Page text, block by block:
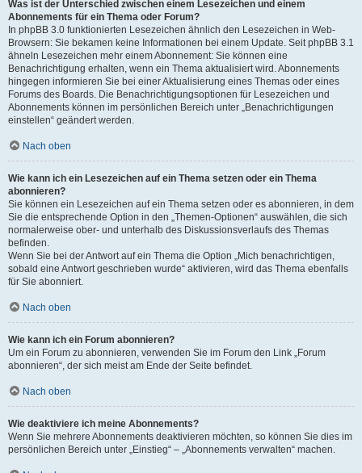
Was ist der Unterschied zwischen einem Lesezeichen und einem
Abonnements für ein Thema oder Forum?
In phpBB 3.0 funktionierten Lesezeichen ähnlich den Lesezeichen in Web-
Browsern: Sie bekamen keine Informationen bei einem Update. Seit phpBB 3.1
ähneln Lesezeichen mehr einem Abonnement: Sie können eine
Benachrichtigung erhalten, wenn ein Thema aktualisiert wird. Abonnements
hingegen informieren Sie bei einer Aktualisierung eines Themas oder eines
Forums des Boards. Die Benachrichtigungsoptionen für Lesezeichen und
Abonnements können im persönlichen Bereich unter „Benachrichtigungen
einstellen“ geändert werden.
Nach oben
Wie kann ich ein Lesezeichen auf ein Thema setzen oder ein Thema
abonnieren?
Sie können ein Lesezeichen auf ein Thema setzen oder es abonnieren, in dem
Sie die entsprechende Option in den „Themen-Optionen“ auswählen, die sich
normalerweise ober- und unterhalb des Diskussionsverlaufs des Themas
befinden.
Wenn Sie bei der Antwort auf ein Thema die Option „Mich benachrichtigen,
sobald eine Antwort geschrieben wurde“ aktivieren, wird das Thema ebenfalls
für Sie abonniert.
Nach oben
Wie kann ich ein Forum abonnieren?
Um ein Forum zu abonnieren, verwenden Sie im Forum den Link „Forum
abonnieren“, der sich meist am Ende der Seite befindet.
Nach oben
Wie deaktiviere ich meine Abonnements?
Wenn Sie mehrere Abonnements deaktivieren möchten, so können Sie dies im
persönlichen Bereich unter „Einstieg“ – „Abonnements verwalten“ machen.